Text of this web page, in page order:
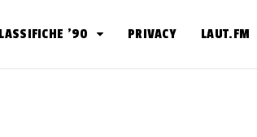
’90 PRIVACY LAUT.FM